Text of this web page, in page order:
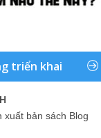
triển khai
xuất bản sách Blog